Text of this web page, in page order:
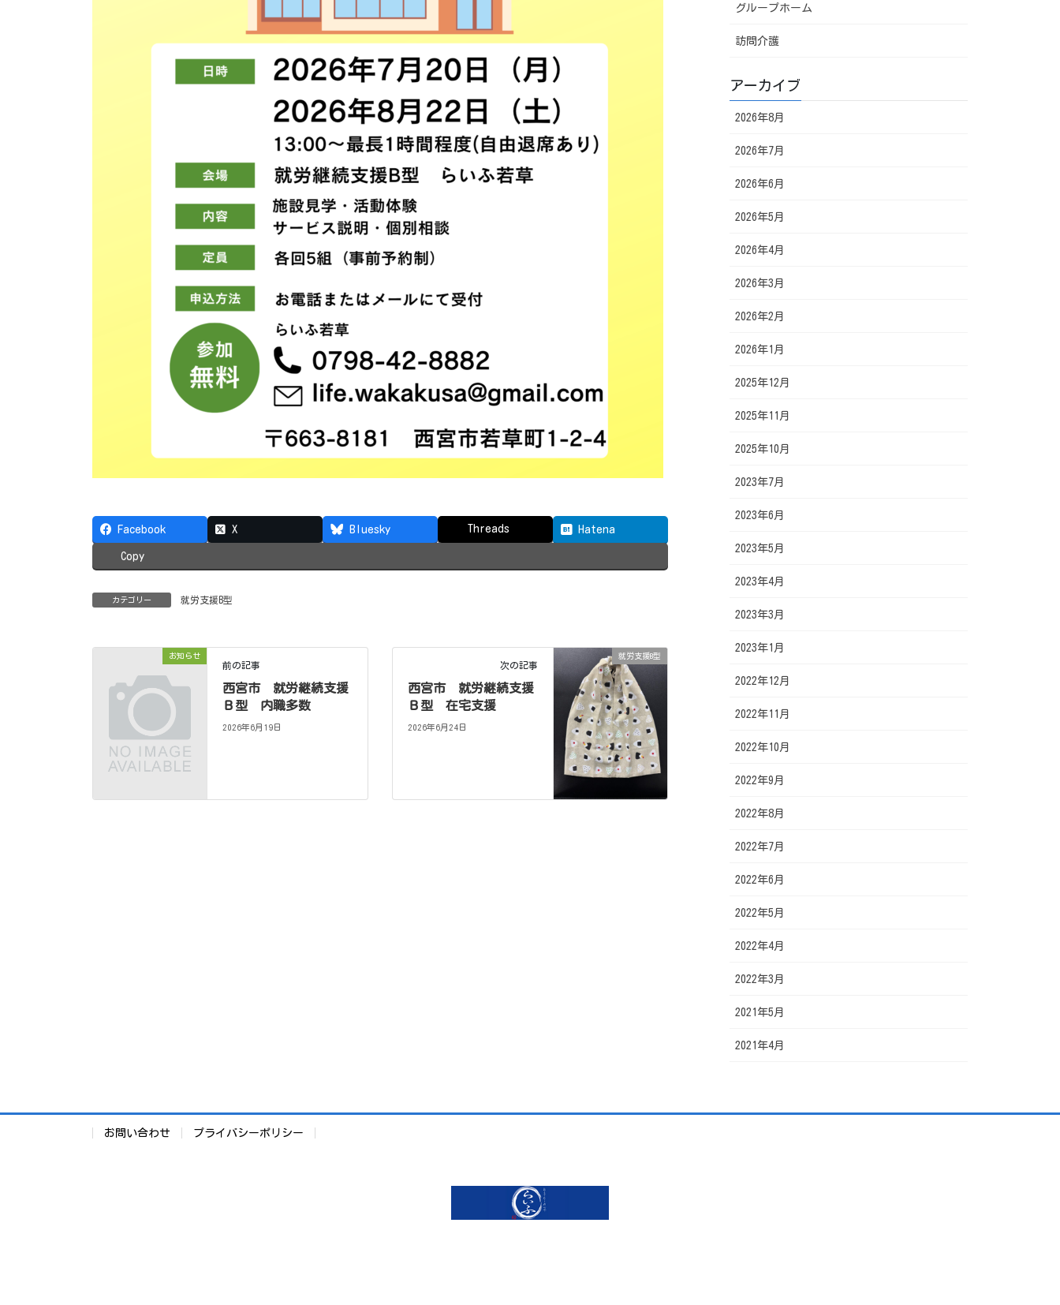
Facebook X Bluesky Threads Hatena
Copy
カテゴリー 就労支援B型
お知らせ
前の記事
西宮市 就労継続支援
Ｂ型 内職多数
2026年6月19日
就労支援B型
次の記事
西宮市 就労継続支援
Ｂ型 在宅支援
2026年6月24日
グループホーム
訪問介護
アーカイブ
2026年8月
2026年7月
2026年6月
2026年5月
2026年4月
2026年3月
2026年2月
2026年1月
2025年12月
2025年11月
2025年10月
2023年7月
2023年6月
2023年5月
2023年4月
2023年3月
2023年1月
2022年12月
2022年11月
2022年10月
2022年9月
2022年8月
2022年7月
2022年6月
2022年5月
2022年4月
2022年3月
2021年5月
2021年4月
お問い合わせ プライバシーポリシー